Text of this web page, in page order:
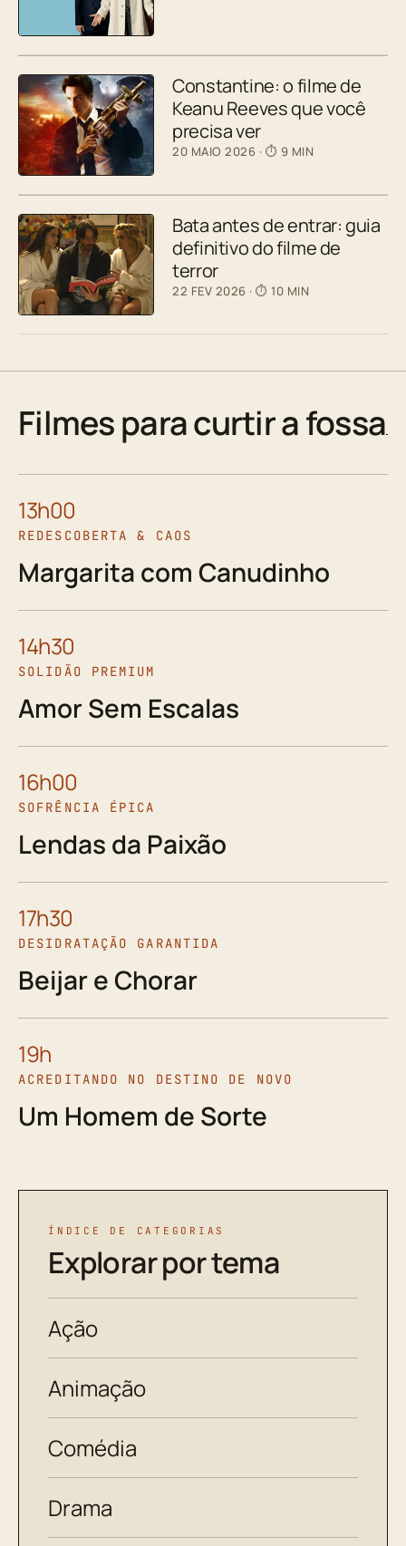
Constantine: o filme de
Keanu Reeves que você
precisa ver
20 MAIO 2026 · ⏱ 9 MIN
Bata antes de entrar: guia
definitivo do filme de
terror
22 FEV 2026 · ⏱ 10 MIN
Filmes para curtir a fossa
13h00
REDESCOBERTA & CAOS
Margarita com Canudinho
14h30
SOLIDÃO PREMIUM
Amor Sem Escalas
16h00
SOFRÊNCIA ÉPICA
Lendas da Paixão
17h30
DESIDRATAÇÃO GARANTIDA
Beijar e Chorar
19h
ACREDITANDO NO DESTINO DE NOVO
Um Homem de Sorte
ÍNDICE DE CATEGORIAS
Explorar por tema
Ação
Animação
Comédia
Drama